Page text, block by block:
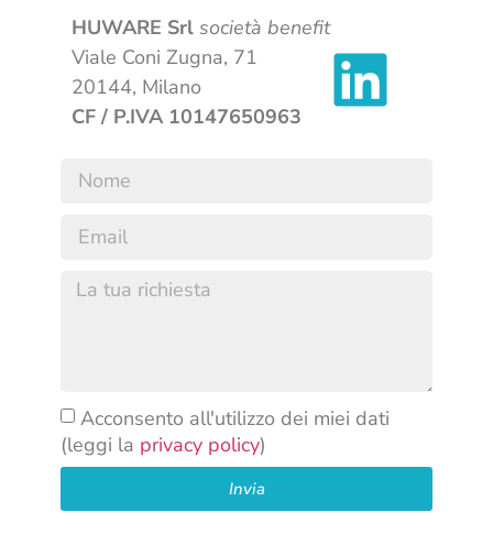
HUWARE Srl società benefit
Viale Coni Zugna, 71
20144, Milano
CF / P.IVA 10147650963
Acconsento all'utilizzo dei miei dati
(leggi la privacy policy)
Invia